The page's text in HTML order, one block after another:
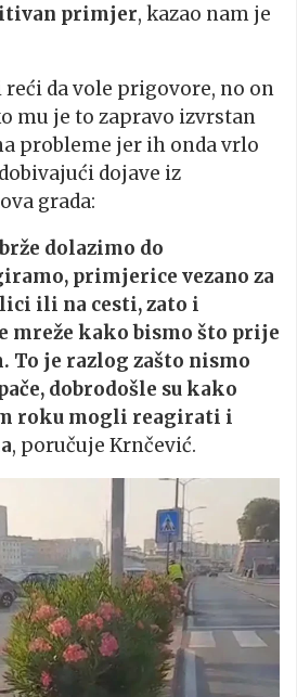
primjer, kazao nam je
da vole prigovore, no on
mu je to zapravo izvrstan
probleme jer ih onda vrlo
dojave iz
grada:
dolazimo do
primjerice vezano za
ili na cesti, zato i
mreže kako bismo što prije
je razlog zašto nismo
dobrodošle su kako
roku mogli reagirati i
, poručuje Krnčević.